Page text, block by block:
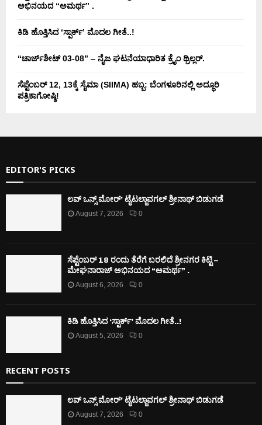
ಅಭಿನಯದ “ಅಮರ್ಥ” .
ಕಿಡಿ‌‌ ಹೊತ್ತಿಸಿದ ‘ಸ್ಪಾರ್ಕ್’ ಮೊದಲ‌ ಗೀತೆ..!
“ಚಾರ್ಜ್‌ಶೀಟ್ 03-08” – ನೈಜ ಘಟನೆಯಾಧಾರಿತ ಕ್ರೈಂ ಥ್ರಿಲ್ಲರ್.
ಸೆಪ್ಟೆಂಬರ್ 12, 13ಕ್ಕೆ ಸೈಮಾ (SIIMA) ಹಬ್ಬ: ಬೆಂಗಳೂರಿನಲ್ಲಿ ಅದ್ಧೂರಿ
ಪತ್ರಿಕಾಗೋಷ್ಠಿ!
EDITOR'S PICKS
ಲವ್ ಒನ್ಸ್ ಮೋರ್’ ಟೈಟಲ್ಜಾವಗಲ್ ಶ್ರೀನಾಥ್ ಬಿಡುಗಡೆ
August 7, 2026 0
ಸೆಪ್ಟೆಂಬರ್ 18 ರಂದು ತೆರೆಗೆ ಬರಲಿದೆ ಶ್ರೀನಗರ ಕಿಟ್ಟಿ –
ಮೇಘನಾರಾಜ್ ಅಭಿನಯದ “ಅಮರ್ಥ” .
August 6, 2026 0
ಕಿಡಿ‌‌ ಹೊತ್ತಿಸಿದ ‘ಸ್ಪಾರ್ಕ್’ ಮೊದಲ‌ ಗೀತೆ..!
August 5, 2026 0
RECENT POSTS
ಲವ್ ಒನ್ಸ್ ಮೋರ್’ ಟೈಟಲ್ಜಾವಗಲ್ ಶ್ರೀನಾಥ್ ಬಿಡುಗಡೆ
August 7, 2026 0